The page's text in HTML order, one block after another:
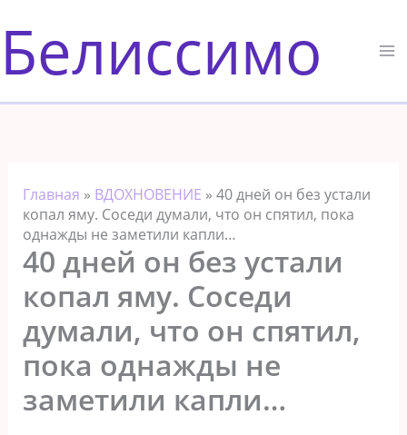
к
содержимому
Белиссимо
Главная » ВДОХНОВЕНИЕ » 40 дней он без устали
копал яму. Соседи думали, что он спятил, пока
однажды не заметили капли…
40 дней он без устали
копал яму. Соседи
думали, что он спятил,
пока однажды не
заметили капли…